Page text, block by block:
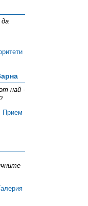
най -
Прием